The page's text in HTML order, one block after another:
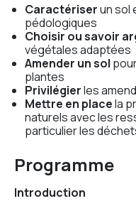
Caractériserun sol
pédologiques
Choisir ou savoir
végétales adaptées
Amender un sol
plantes
Privilégierles
Mettre en placela
naturels avec les
particulier les
Programme
Introduction